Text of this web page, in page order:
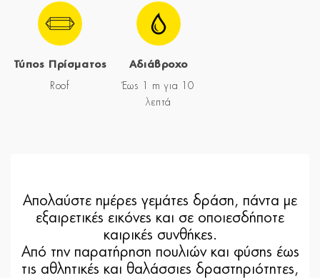
Τύπος Πρίσματος
Roof
Αδιάβροχο
Έως 1 m για 10
λεπτά
Απολαύστε ημέρες γεμάτες δράση, πάντα με
εξαιρετικές εικόνες και σε οποιεσδήποτε
καιρικές συνθήκες.
Από την παρατήρηση πουλιών και φύσης έως
τις αθλητικές και θαλάσσιες δραστηριότητες,